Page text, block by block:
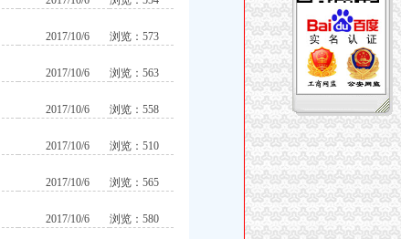
2017/10/6 浏览：573
2017/10/6 浏览：563
2017/10/6 浏览：558
2017/10/6 浏览：510
2017/10/6 浏览：565
2017/10/6 浏览：580